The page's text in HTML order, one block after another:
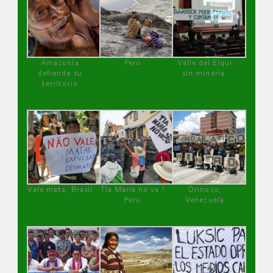
Amazonía
defiende su
territorio
Perú
Valle del Elqui
sin minería.
Vale mata, Brasil
Tía María no va !
Perú
Orinoco,
Venezuela